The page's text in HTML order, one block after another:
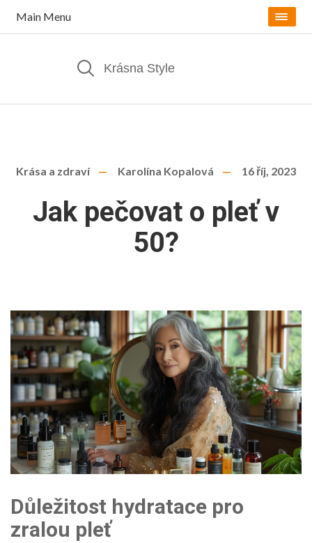
Main Menu
Krása a zdraví Karolína Kopalová 16 říj, 2023
Jak pečovat o pleť v
50?
Důležitost hydratace pro
zralou pleť